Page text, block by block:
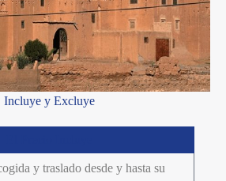
Incluye y Excluye
y traslado desde y hasta su